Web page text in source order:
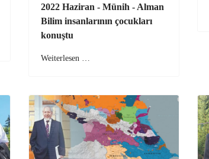
2022 Haziran - Münih - Alman
Bilim insanlarının çocukları
konuştu
Weiterlesen …